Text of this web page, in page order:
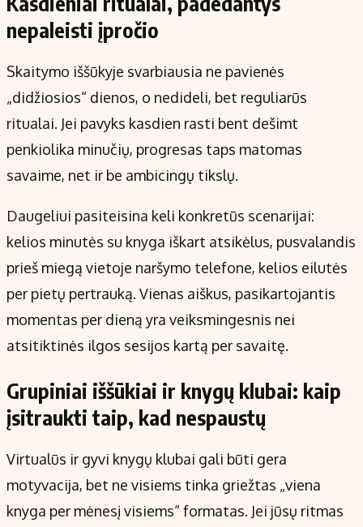
nepaleisti įpročio
Skaitymo iššūkyje svarbiausia ne pavienės
„didžiosios“ dienos, o nedideli, bet reguliarūs
ritualai. Jei pavyks kasdien rasti bent dešimt
penkiolika minučių, progresas taps matomas
savaime, net ir be ambicingų tikslų.
Daugeliui pasiteisina keli konkretūs scenarijai:
kelios minutės su knyga iškart atsikėlus, pusvalandis
prieš miegą vietoje naršymo telefone, kelios eilutės
per pietų pertrauką. Vienas aiškus, pasikartojantis
momentas per dieną yra veiksmingesnis nei
atsitiktinės ilgos sesijos kartą per savaitę.
Grupiniai iššūkiai ir knygų klubai: kaip
įsitraukti taip, kad nespaustų
Virtualūs ir gyvi knygų klubai gali būti gera
motyvacija, bet ne visiems tinka griežtas „viena
knyga per mėnesį visiems“ formatas. Jei jūsų ritmas